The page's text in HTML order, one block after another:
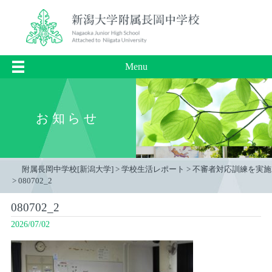
Menu
お知らせ
附属長岡中学校[新潟大学] > 学校生活レポート > 不審者対応訓練を実施
> 080702_2
080702_2
2026/07/02